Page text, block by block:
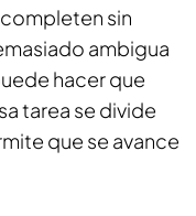
sin
ambigua
hacer que
tarea se divide
que se avance